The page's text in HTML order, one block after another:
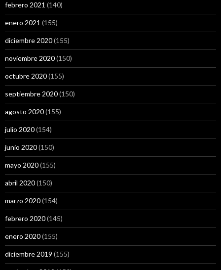
febrero 2021 (140)
enero 2021 (155)
diciembre 2020(155)
noviembre 2020(150)
octubre 2020(155)
septiembre 2020(150)
agosto 2020(155)
julio 2020(154)
junio 2020(150)
mayo 2020(155)
abril 2020(150)
marzo 2020(154)
febrero 2020(145)
enero 2020(155)
diciembre 2019 (155)